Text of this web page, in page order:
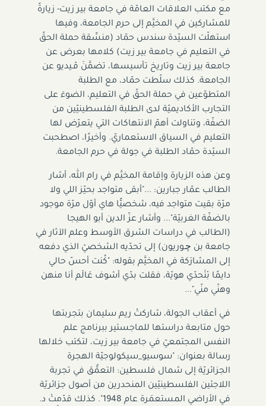
مع مكتب العلاقات العامّة في جامعة بير زيت- زيارةً
للمشاركين في المخيَّم إلى حرم الجامعة، وفيها
استهلّت السيّدة سندس حمّاد (منسِّقة حملة الحقّ
في التعليم في جامعة بير زيت) كلامها بعرض عن
جامعة بير زيت وتاريخ تأسيسها، تضمَّنَ ﭬـيديو عن
الجامعة. كذلك سلّطت حمّاد، مع الطلبة
المتطوّعين في حملة الحقّ في التعليم، الضوءَ على
التجارب الأكاديميّة لدى الطلبة الفلسطينيّين من
الضفّة، وتناولت أهمّ الانتهاكات التي يتعرّض لها
التعليم في السياق الاستعماريّ. وأخيرًا، اصطحبت
السيّدة حمّاد الطلبة في جولة في حرم الجامعة.
وعن هذه الزيارة وإقامة المخيَّم في رام الله، أشار
الطالب عمّار جبارين: ..."أبقى متواجد بحيّز اللي ولا
مرّة بقيت متواجد فيه، شخصيًّا هاي أوّل مرّة موجود
بالضفّة الغربيّة"... وأشار عزّ الدين أبو الهيجا
(الطالب في دراسات الشرق الأوسط وعلم الآثار في
جامعة بن ﭼـوريون) إلى تحدّيه الشخصيّ الذي دفعه
إلى المشارَكة في المخيَّم بقوله: "كُنت أحسّ حالي
دايمًا بْتَحدّي هويّة، فقلت بدّي أشوف عَالَم أنا منهن
وهنّي منّي"...
في أعقاب الجولة، شاركتْ ريم سليمان بتجربتها
حول متابعة دراستها للماجستير ببرنامج علم
النفس المجتمعيّ في جامعة بير زيت، لتكتب خلالها
رسالة بعنوان: "سوسيو_سيكولوجيّة الهجرة
الجزائريّة إلى شمال فلسطين: التعمُّق في تجربة
اللاجئين الفلسطينيّين المنحدرين من أصول جزائريّة
في الأراضي المستعمَرة عام 1948". كذلك قدّمتْ د.